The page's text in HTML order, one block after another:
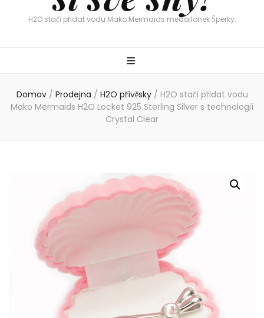
H2O stačí přidat vodu Mako Mermaids medailonek Šperky.
Domov / Prodejna / H2O přívěsky / H2O stačí přidat vodu
Mako Mermaids H2O Locket 925 Sterling Silver s technologií
Crystal Clear